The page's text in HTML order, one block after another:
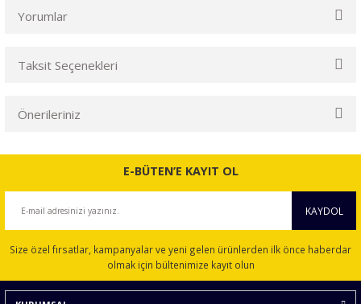
Yorumlar
Taksit Seçenekleri
Önerileriniz
Bu ürünün fiyat bilgisi, resim, ürün açıklamalarında ve diğer
konularda yetersiz gördüğünüz noktaları öneri formunu
Ürün açıklamasında eksik bilgiler bulunuyor.
Ürün bilgilerinde hatalar bulunuyor.
E-BÜTEN’E KAYIT OL
KAYDOL
Size özel fırsatlar, kampanyalar ve yeni gelen ürünlerden ilk önce haberdar
olmak için bültenimize kayıt olun